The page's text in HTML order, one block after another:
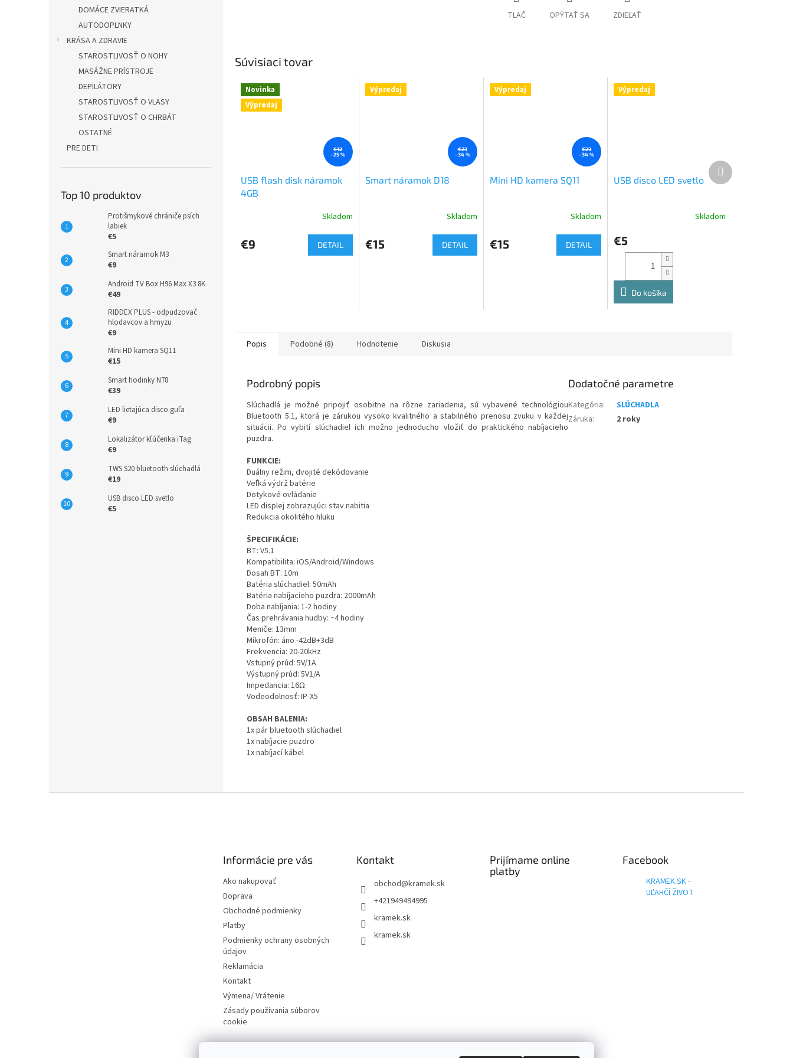
DOMÁCE ZVIERATKÁ
AUTODOPLNKY
KRÁSA A ZDRAVIE
STAROSTLIVOSŤ O NOHY
MASÁŽNE PRÍSTROJE
DEPILÁTORY
STAROSTLIVOSŤ O VLASY
STAROSTLIVOSŤ O CHRBÁT
OSTATNÉ
PRE DETI
Top 10 produktov
Protišmykové chrániče psích
labiek
€5
Smart náramok M3
€9
Android TV Box H96 Max X3 8K
€49
RIDDEX PLUS - odpudzovač
hlodavcov a hmyzu
€9
Mini HD kamera SQ11
€15
Smart hodinky N78
€39
LED lietajúca disco guľa
€9
Lokalizátor kľúčenka iTag
€9
TWS S20 bluetooth slúchadlá
€19
USB disco LED svetlo
€5
TLAČ OPÝTAŤ SA ZDIEĽAŤ
Súvisiaci tovar
Novinka
Výpredaj
€12
–25 %
USB flash disk náramok
4GB
Skladom
€9 DETAIL
Výpredaj
€23
–34 %
Smart náramok D18
Skladom
€15 DETAIL
Výpredaj
€23
–34 %
Mini HD kamera SQ11
Skladom
€15 DETAIL
Výpredaj
USB disco LED svetlo
Skladom
€5
Do košíka
Ďalší
produkt
Popis Podobné (8) Hodnotenie Diskusia
Podrobný popis
Slúchadlá je možné pripojiť osobitne na rôzne zariadenia, sú vybavené technológiou
Bluetooth 5.1, ktorá je zárukou vysoko kvalitného a stabilného prenosu zvuku v každej
situácii.Po vybití slúchadiel ich možno jednoducho vložiť do praktického nabíjacieho
puzdra.
FUNKCIE:
Duálny režim, dvojité dekódovanie
Veľká výdrž batérie
Dotykové ovládanie
LED displej zobrazujúci stav nabitia
Redukcia okolitého hluku
ŠPECIFIKÁCIE:
BT: V5.1
Kompatibilita: iOS/Android/Windows
Dosah BT: 10m
Batéria slúchadiel: 50mAh
Batéria nabíjacieho puzdra: 2000mAh
Doba nabíjania: 1-2 hodiny
Čas prehrávania hudby: ~4 hodiny
Meniče: 13mm
Mikrofón: áno -42dB+3dB
Frekvencia: 20-20kHz
Vstupný prúd: 5V/1A
Výstupný prúd: 5V1/A
Impedancia: 16Ω
Vodeodolnosť: IP-X5
OBSAH BALENIA:
1x pár bluetooth slúchadiel
1x nabíjacie puzdro
1x nabíjací kábel
Dodatočné parametre
Kategória:
SLÚCHADLA
Záruka: 2 roky
Informácie pre vás
Ako nakupovať
Doprava
Obchodné podmienky
Platby
Podmienky ochrany osobných
údajov
Reklamácia
Kontakt
Výmena/ Vrátenie
Zásady používania súborov
cookie
Kontakt
obchod@kramek.sk
+421949494995
kramek.sk
kramek.sk
Prijímame online
platby
Facebook
KRAMEK.SK -
UĽAHČÍ ŽIVOT